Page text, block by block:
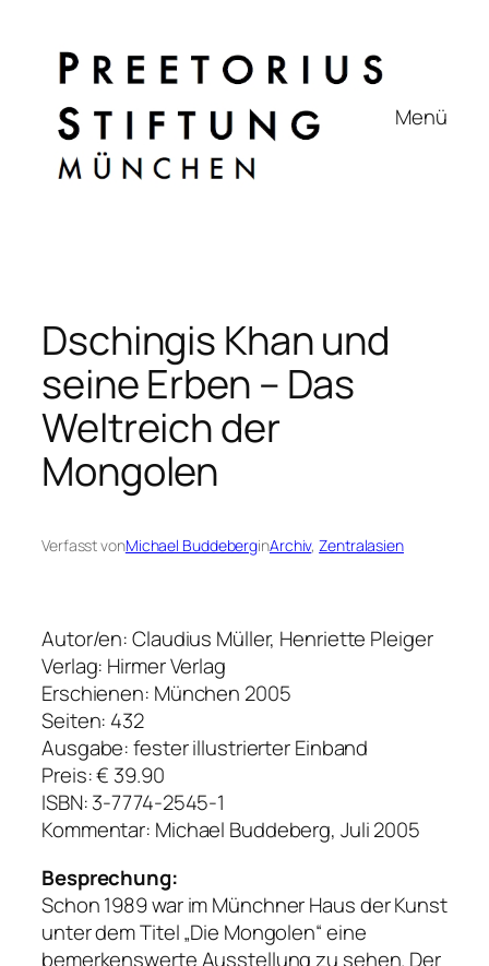
springen
Menü
Dschingis Khan und
seine Erben – Das
Weltreich der
Mongolen
Verfasst vonMichael BuddeberginArchiv, Zentralasien
Autor/en: Claudius Müller, Henriette Pleiger
Verlag: Hirmer Verlag
Erschienen: München 2005
Seiten: 432
Ausgabe: fester illustrierter Einband
Preis: € 39.90
ISBN: 3-7774-2545-1
Kommentar: Michael Buddeberg, Juli 2005
Besprechung:
Schon 1989 war im Münchner Haus der Kunst
unter dem Titel „Die Mongolen“ eine
bemerkenswerte Ausstellung zu sehen. Der